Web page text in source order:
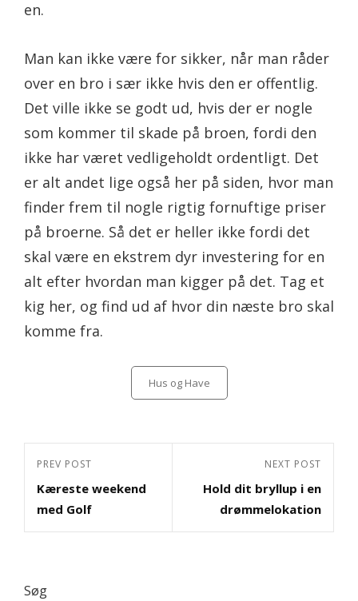
en.
Man kan ikke være for sikker, når man råder
over en bro i sær ikke hvis den er offentlig.
Det ville ikke se godt ud, hvis der er nogle
som kommer til skade på broen, fordi den
ikke har været vedligeholdt ordentligt. Det
er alt andet lige også her på siden, hvor man
finder frem til nogle rigtig fornuftige priser
på broerne. Så det er heller ikke fordi det
skal være en ekstrem dyr investering for en
alt efter hvordan man kigger på det. Tag et
kig her, og find ud af hvor din næste bro skal
komme fra.
Hus og Have
Indlægsnavigation
Previous
Post
PREV POST
Kæreste weekend
med Golf
Post
NEXT POST
Hold dit bryllup i en
drømmelokation
Søg